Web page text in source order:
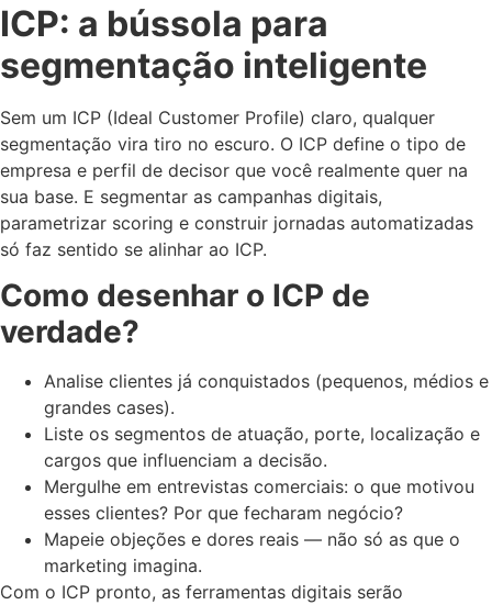
ICP: a bússola para
segmentação inteligente
Sem um ICP (Ideal Customer Profile) claro, qualquer
segmentação vira tiro no escuro. O ICP define o tipo de
empresa e perfil de decisor que você realmente quer na
sua base. E segmentar as campanhas digitais,
parametrizar scoring e construir jornadas automatizadas
só faz sentido se alinhar ao ICP.
Como desenhar o ICP de
verdade?
Analise clientes já conquistados (pequenos, médios e
grandes cases).
Liste os segmentos de atuação, porte, localização e
cargos que influenciam a decisão.
Mergulhe em entrevistas comerciais: o que motivou
esses clientes? Por que fecharam negócio?
Mapeie objeções e dores reais — não só as que o
marketing imagina.
Com o ICP pronto, as ferramentas digitais serão